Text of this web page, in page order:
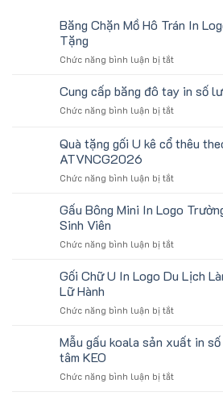
Băng Chặn Mồ Hô Trán In
Tặng
Chức năng bình luận bị tắtở
Chặn
Mồ
Hô
In
Làm
Tặng
Cung cấp băng đô tay in số
Chức năng bình luận bị tắtở
cấp
băng
tay
số
lượng
logo
Quà tặng gối U kê cổ thêu
ATVNCG2026
Chức năng bình luận bị tắtở
tặng
gối
kê
thêu
theo
cầu
Gấu Bông Mini In Logo
Sinh Viên
Chức năng bình luận bị tắtở
Bông
Mini
Logo
Học
Tặng
Gối Chữ U In Logo Du Lịch
Lữ Hành
Chức năng bình luận bị tắtở
Chữ
U
Logo
Mẫu gấu koala sản xuất in
tâm KEO
Chức năng bình luận bị tắtở